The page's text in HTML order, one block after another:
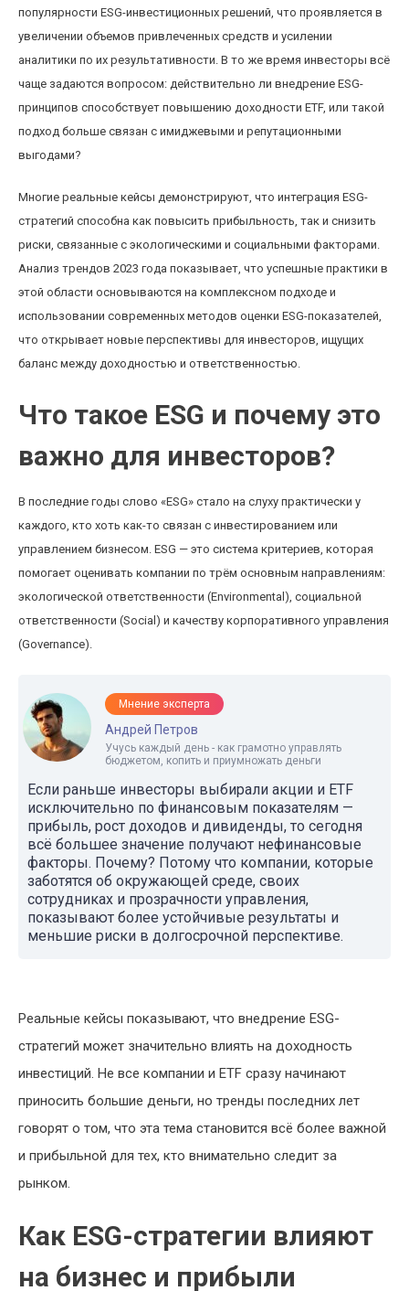
популярности ESG-инвестиционных решений, что проявляется в
увеличении объемов привлеченных средств и усилении
аналитики по их результативности. В то же время инвесторы всё
чаще задаются вопросом: действительно ли внедрение ESG-
принципов способствует повышению доходности ETF, или такой
подход больше связан с имиджевыми и репутационными
выгодами?
Многие реальные кейсы демонстрируют, что интеграция ESG-
стратегий способна как повысить прибыльность, так и снизить
риски, связанные с экологическими и социальными факторами.
Анализ трендов 2023 года показывает, что успешные практики в
этой области основываются на комплексном подходе и
использовании современных методов оценки ESG-показателей,
что открывает новые перспективы для инвесторов, ищущих
баланс между доходностью и ответственностью.
Что такое ESG и почему это
важно для инвесторов?
В последние годы слово «ESG» стало на слуху практически у
каждого, кто хоть как-то связан с инвестированием или
управлением бизнесом. ESG — это система критериев, которая
помогает оценивать компании по трём основным направлениям:
экологической ответственности (Environmental), социальной
ответственности (Social) и качеству корпоративного управления
(Governance).
Мнение эксперта
Андрей Петров
Учусь каждый день - как грамотно управлять
бюджетом, копить и приумножать деньги
Если раньше инвесторы выбирали акции и ETF
исключительно по финансовым показателям —
прибыль, рост доходов и дивиденды, то сегодня
всё большее значение получают нефинансовые
факторы. Почему? Потому что компании, которые
заботятся об окружающей среде, своих
сотрудниках и прозрачности управления,
показывают более устойчивые результаты и
меньшие риски в долгосрочной перспективе.
Реальные кейсы показывают, что внедрение ESG-
стратегий может значительно влиять на доходность
инвестиций. Не все компании и ETF сразу начинают
приносить большие деньги, но тренды последних лет
говорят о том, что эта тема становится всё более важной
и прибыльной для тех, кто внимательно следит за
рынком.
Как ESG-стратегии влияют
на бизнес и прибыли